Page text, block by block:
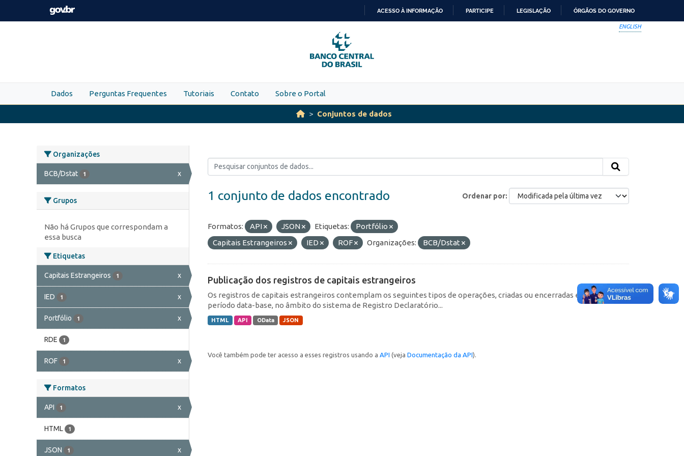
Skip to main content
PARA
O
CONTEÚDO
ACESSO À INFORMAÇÃO PARTICIPE LEGISLAÇÃO ÓRGÃOS DO GOVERNO
ENGLISH
Dados Perguntas Frequentes Tutoriais Contato Sobre o Portal
Conjuntos de dados
Organizações
BCB/Dstat 1 x
Grupos
Não há Grupos que correspondam a
essa busca
Etiquetas
Capitais Estrangeiros 1 x
IED 1 x
Portfólio 1 x
RDE 1
ROF 1 x
Formatos
API 1 x
HTML 1
JSON 1 x
Ordenar por
1 conjunto de dados encontrado
Formatos: API JSON Etiquetas:
Portfólio
Capitais Estrangeiros
IED ROF Organizações: BCB/Dstat
Publicação dos registros de capitais estrangeiros
Os registros de capitais estrangeiros contemplam os seguintes tipos de operações, criadas ou encerradas em cada
período data-base, no âmbito do sistema de Registro Declaratório...
HTML API OData JSON
Você também pode ter acesso a esses registros usando a API (veja Documentação da API).